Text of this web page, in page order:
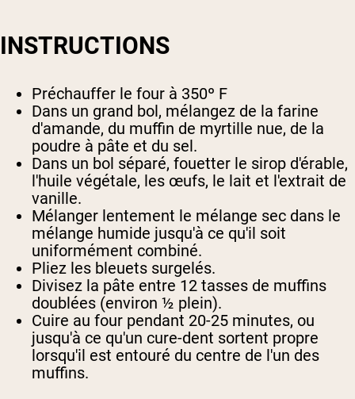
INSTRUCTIONS
Préchauffer le four à 350º F
Dans un grand bol, mélangez de la farine
d'amande, du muffin de myrtille nue, de la
poudre à pâte et du sel.
Dans un bol séparé, fouetter le sirop d'érable,
l'huile végétale, les œufs, le lait et l'extrait de
vanille.
Mélanger lentement le mélange sec dans le
mélange humide jusqu'à ce qu'il soit
uniformément combiné.
Pliez les bleuets surgelés.
Divisez la pâte entre 12 tasses de muffins
doublées (environ ½ plein).
Cuire au four pendant 20-25 minutes, ou
jusqu'à ce qu'un cure-dent sortent propre
lorsqu'il est entouré du centre de l'un des
muffins.